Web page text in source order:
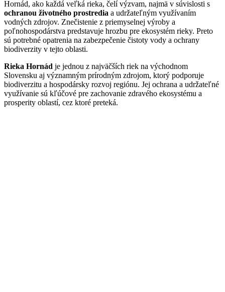
Hornád, ako každá veľká rieka, čelí výzvam, najmä v súvislosti s
ochranou životného prostredia a udržateľným využívaním
vodných zdrojov. Znečistenie z priemyselnej výroby a
poľnohospodárstva predstavuje hrozbu pre ekosystém rieky. Preto
sú potrebné opatrenia na zabezpečenie čistoty vody a ochrany
biodiverzity v tejto oblasti.
Rieka Hornád je jednou z najväčších riek na východnom
Slovensku aj významným prírodným zdrojom, ktorý podporuje
biodiverzitu a hospodársky rozvoj regiónu. Jej ochrana a udržateľné
využívanie sú kľúčové pre zachovanie zdravého ekosystému a
prosperity oblastí, cez ktoré preteká.